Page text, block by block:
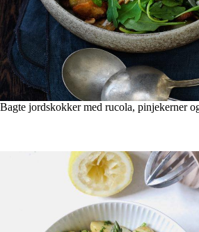
Bagte jordskokker med rucola, pinjekerner